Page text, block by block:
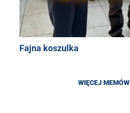
Fajna koszulka
WIĘCEJ MEMÓW